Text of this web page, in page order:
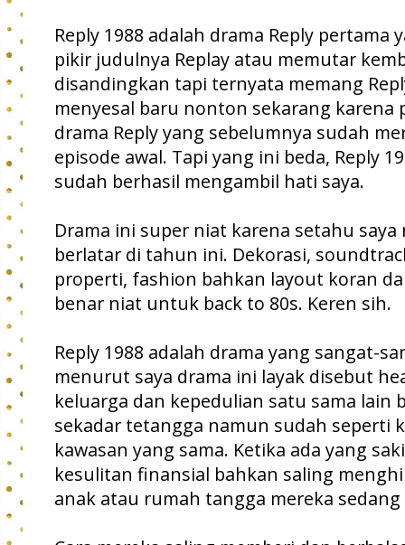
Reply 1988 adalah drama Reply pertama
pikir judulnya Replay atau memutar
disandingkan tapi ternyata memang
menyesal baru nonton sekarang karena
drama Reply yang sebelumnya sudah
episode awal. Tapi yang ini beda, Reply
sudah berhasil mengambil hati saya.
Drama ini super niat karena setahu
berlatar di tahun ini. Dekorasi,
properti, fashion bahkan layout koran
benar niat untuk back to 80s. Keren sih.
Reply 1988 adalah drama yang sangat-
menurut saya drama ini layak disebut
keluarga dan kepedulian satu sama lain
sekadar tetangga namun sudah seperti
kawasan yang sama. Ketika ada yang
kesulitan finansial bahkan saling
anak atau rumah tangga mereka